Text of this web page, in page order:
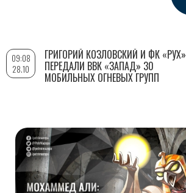
09:08
28.10
ГРИГОРИЙ КОЗЛОВСКИЙ И ФК «РУХ»
ПЕРЕДАЛИ ВВК «ЗАПАД» 30
МОБИЛЬНЫХ ОГНЕВЫХ ГРУПП